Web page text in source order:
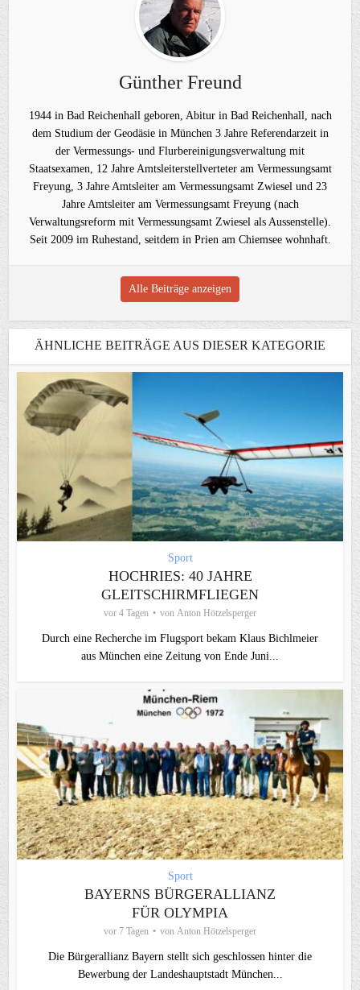
Günther Freund
1944 in Bad Reichenhall geboren, Abitur in Bad Reichenhall, nach
dem Studium der Geodäsie in München 3 Jahre Referendarzeit in
der Vermessungs- und Flurbereinigungsverwaltung mit
Staatsexamen, 12 Jahre Amtsleiterstellverteter am Vermessungsamt
Freyung, 3 Jahre Amtsleiter am Vermessungsamt Zwiesel und 23
Jahre Amtsleiter am Vermessungsamt Freyung (nach
Verwaltungsreform mit Vermessungsamt Zwiesel als Aussenstelle).
Seit 2009 im Ruhestand, seitdem in Prien am Chiemsee wohnhaft.
Alle Beiträge anzeigen
ÄHNLICHE BEITRÄGE AUS DIESER KATEGORIE
Sport
HOCHRIES: 40 JAHRE
GLEITSCHIRMFLIEGEN
vor 4 Tagen von Anton Hötzelsperger
Durch eine Recherche im Flugsport bekam Klaus Bichlmeier
aus München eine Zeitung von Ende Juni...
Sport
BAYERNS BÜRGERALLIANZ
FÜR OLYMPIA
vor 7 Tagen von Anton Hötzelsperger
Die Bürgerallianz Bayern stellt sich geschlossen hinter die
Bewerbung der Landeshauptstadt München...